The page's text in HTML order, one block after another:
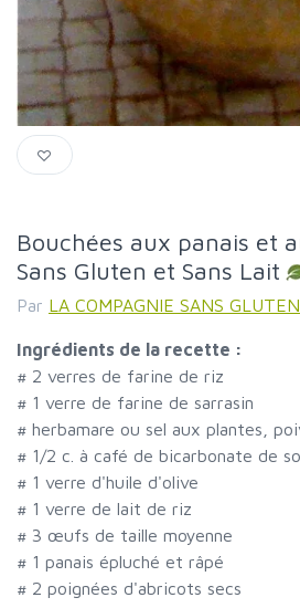
Bouchées aux panais et
Sans Gluten et Sans Lait
Par LA COMPAGNIE SANS GLUTEN
Ingrédients de la recette :
# 2 verres de farine de riz
# 1 verre de farine de sarrasin
# herbamare ou sel aux plantes,
# 1/2 c. à café de bicarbonate de
# 1 verre d'huile d'olive
# 1 verre de lait de riz
# 3 œufs de taille moyenne
# 1 panais épluché et râpé
# 2 poignées d'abricots secs